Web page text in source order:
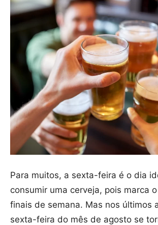
Para muitos, a sexta-feira é o dia
consumir uma cerveja, pois marca
finais de semana. Mas nos últimos
sexta-feira do mês de agosto se